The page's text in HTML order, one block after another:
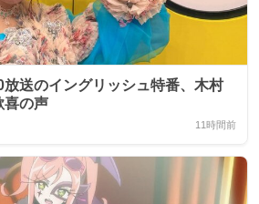
放送のイングリッシュ特番、木村
喜の声
11時間前